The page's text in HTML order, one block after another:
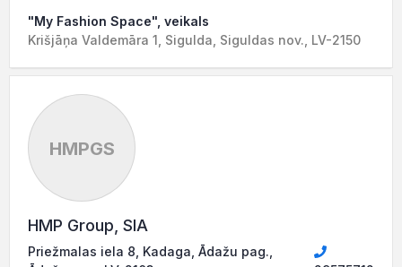
"My Fashion Space", veikals
Krišjāņa Valdemāra 1, Sigulda, Siguldas nov., LV-2150
HMPGS
HMP Group, SIA
Priežmalas iela 8, Kadaga, Ādažu pag.,